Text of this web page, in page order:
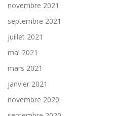
novembre 2021
septembre 2021
juillet 2021
mai 2021
mars 2021
janvier 2021
novembre 2020